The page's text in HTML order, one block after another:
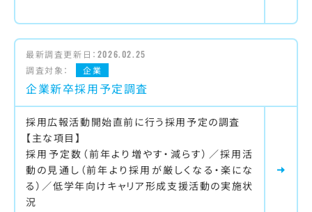
最新調査更新日： 2026.02.25
調査対象：
企業
企業新卒採用予定調査
採用広報活動開始直前に行う採用予定の調査
【主な項目】
採用予定数（前年より増やす・減らす）／採用活
動の見通し（前年より採用が厳しくなる・楽にな
る）／低学年向けキャリア形成支援活動の実施状
況